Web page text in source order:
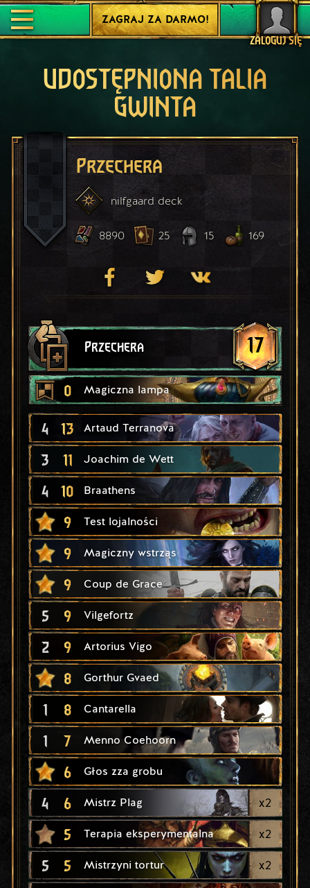
ZALOGUJ SIĘ
ZAGRAJ ZA DARMO!
UDOSTĘPNIONA TALIA
GWINTA
Przechera
nilfgaard deck
8890 25 15 169
Przechera 17
0 Magiczna lampa
4 13 Artaud Terranova
3 11 Joachim de Wett
4 10 Braathens
9 Test lojalności
9 Magiczny wstrząs
9 Coup de Grace
5 9 Vilgefortz
2 9 Artorius Vigo
8 Gorthur Gvaed
1 8 Cantarella
1 7 Menno Coehoorn
6 Głos zza grobu
4 6 Mistrz Plag x2
5 Terapia eksperymentalna x2
5 5 Mistrzyni tortur x2